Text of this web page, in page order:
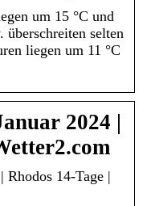
um 15 °C und
überschreiten selten
liegen um 11 °C
2024 |
Rhodos 14-Tage |